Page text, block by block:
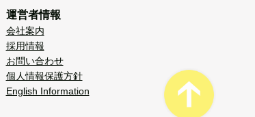
運営者情報
会社案内
採用情報
お問い合わせ
個人情報保護方針
English Information